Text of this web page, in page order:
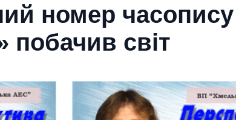
номер часопису
побачив світ